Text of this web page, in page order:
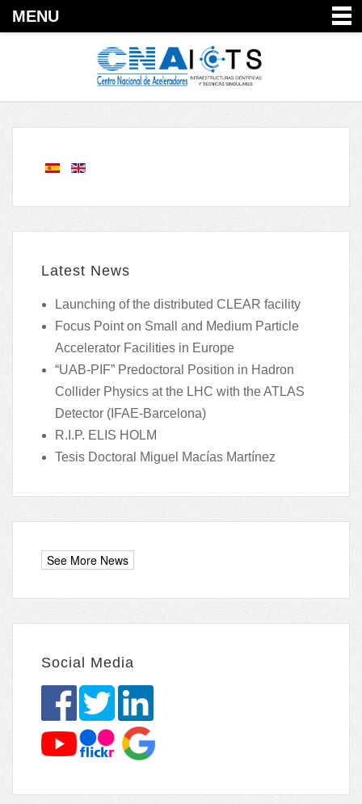
MENU
Latest News
Launching of the distributed CLEAR facility
Focus Point on Small and Medium Particle
Accelerator Facilities in Europe
“UAB-PIF” Predoctoral Position in Hadron
Collider Physics at the LHC with the ATLAS
Detector (IFAE-Barcelona)
R.I.P. ELIS HOLM
Tesis Doctoral Miguel Macías Martínez
Social Media